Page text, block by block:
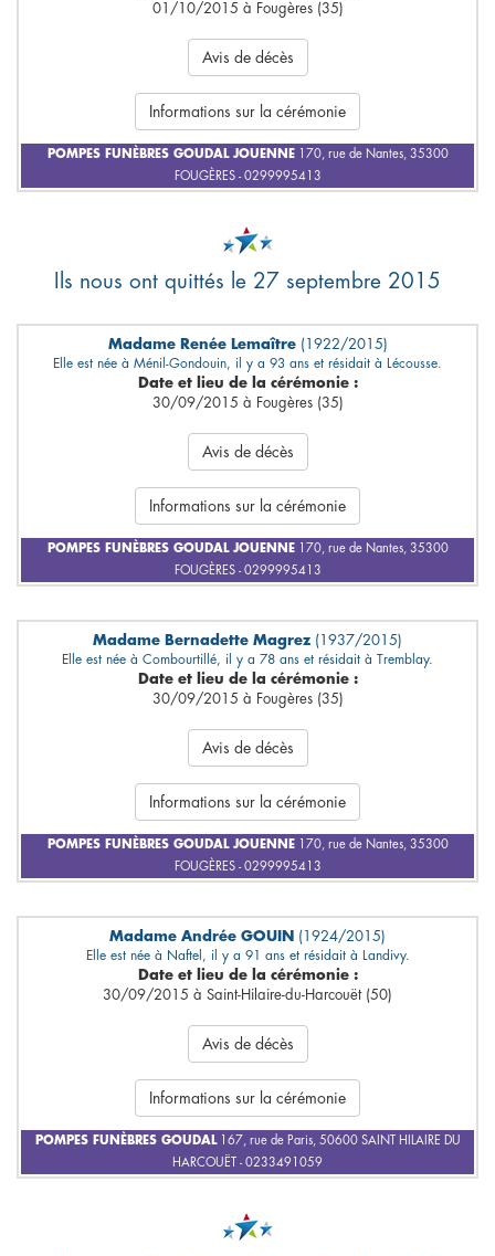
01/10/2015 à Fougères (35)
Avis de décès
Informations sur la cérémonie
POMPES FUNÈBRES GOUDAL JOUENNE170, rue de Nantes, 35300
FOUGÈRES - 0299995413
Ils nous ont quittés le 27 septembre 2015
Madame Renée Lemaître (1922/2015)
Elle est née à Ménil-Gondouin, il y a 93 ans et résidait à Lécousse.
Date et lieu de la cérémonie :
30/09/2015 à Fougères (35)
Avis de décès
Informations sur la cérémonie
POMPES FUNÈBRES GOUDAL JOUENNE170, rue de Nantes, 35300
FOUGÈRES - 0299995413
Madame Bernadette Magrez (1937/2015)
Elle est née à Combourtillé, il y a 78 ans et résidait à Tremblay.
Date et lieu de la cérémonie :
30/09/2015 à Fougères (35)
Avis de décès
Informations sur la cérémonie
POMPES FUNÈBRES GOUDAL JOUENNE170, rue de Nantes, 35300
FOUGÈRES - 0299995413
Madame Andrée GOUIN (1924/2015)
Elle est née à Naftel, il y a 91 ans et résidait à Landivy.
Date et lieu de la cérémonie :
30/09/2015 à Saint-Hilaire-du-Harcouët (50)
Avis de décès
Informations sur la cérémonie
POMPES FUNÈBRES GOUDAL167, rue de Paris, 50600 SAINT HILAIRE DU
HARCOUËT - 0233491059